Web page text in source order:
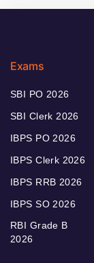
Exams
SBI PO 2026
SBI Clerk 2026
IBPS PO 2026
IBPS Clerk 2026
IBPS RRB 2026
IBPS SO 2026
RBI Grade B
2026